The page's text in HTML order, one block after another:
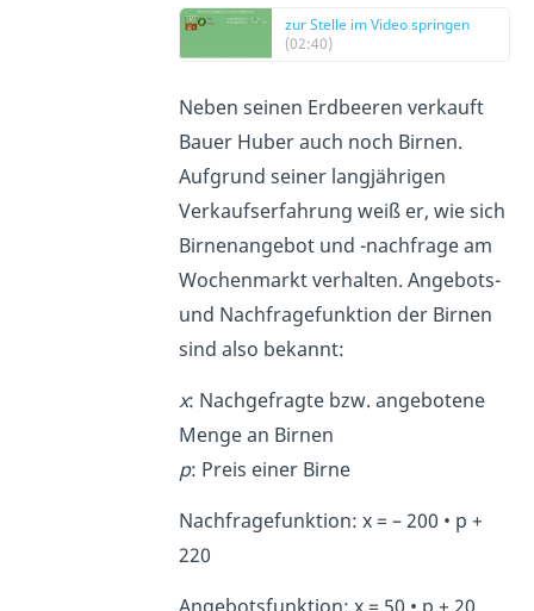
zur Stelle im Video springen
(02:40)
Neben seinen Erdbeeren verkauft
Bauer Huber auch noch Birnen.
Aufgrund seiner langjährigen
Verkaufserfahrung weiß er, wie sich
Birnenangebot und -nachfrage am
Wochenmarkt verhalten. Angebots-
und Nachfragefunktion der Birnen
sind also bekannt:
x: Nachgefragte bzw. angebotene
Menge an Birnen
p: Preis einer Birne
Nachfragefunktion: x = – 200 • p +
220